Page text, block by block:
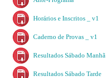
Horários e Inscritos _ v1
Caderno de Provas _ v1
Resultados Sábado Manhã
Resultados Sábado Tarde